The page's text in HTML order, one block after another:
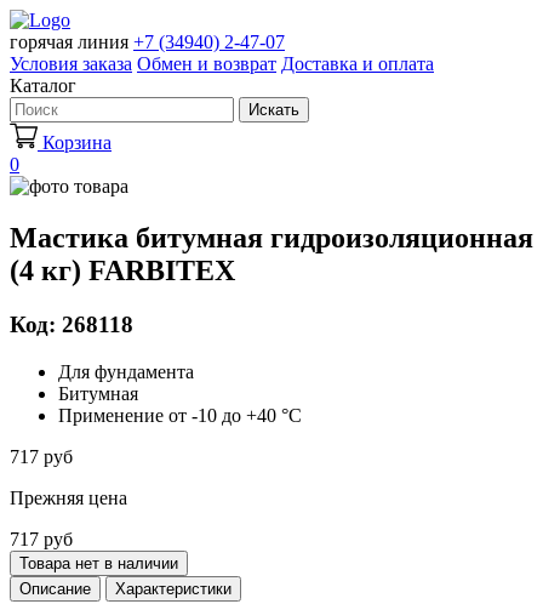
горячая линия +7 (34940) 2-47-07
Условия заказа Обмен и возврат Доставка и оплата
Каталог
Искать
Корзина
0
Мастика битумная гидроизоляционная
(4 кг) FARBITEX
Код: 268118
Для фундамента
Битумная
Применение от -10 до +40 °C
717 руб
Прежняя цена
717 руб
Товара нет в наличии
Описание
Характеристики